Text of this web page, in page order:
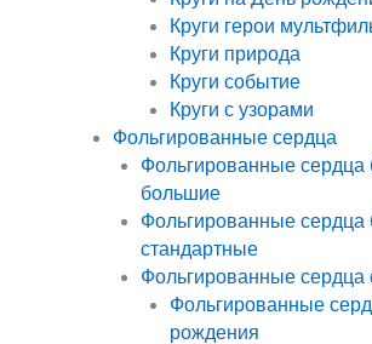
Круги герои
Круги природа
Круги событие
Круги с узорами
Фольгированные сердца
Фольгированные сердца
большие
Фольгированные сердца
стандартные
Фольгированные сердца
Фольгированные
рождения